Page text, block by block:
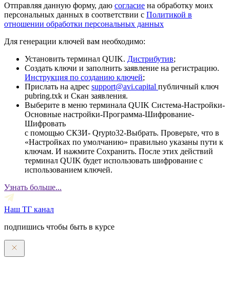
Отправляя данную форму, даю согласие на обработку моих
персональных данных в соответствии с Политикой в
отношении обработки персональных данных
Для генерации ключей вам необходимо:
Установить терминал QUIK. Дистрибутив;
Создать ключи и заполнить заявление на регистрацию.
Инструкция по созданию ключей;
Прислать на адрес support@avi.capital публичный ключ
pubring.txk и Скан заявления.
Выберите в меню терминала QUIK Система-Настройки-
Основные настройки-Программа-Шифрование-
Шифровать
с помощью СКЗИ- Qrypto32-Выбрать. Проверьте, что в
«Настройках по умолчанию» правильно указаны пути к
ключам. И нажмите Сохранить. После этих действий
терминал QUIK будет использовать шифрование с
использованием ключей.
Узнать больше...
Наш ТГ канал
подпишись чтобы быть в курсе